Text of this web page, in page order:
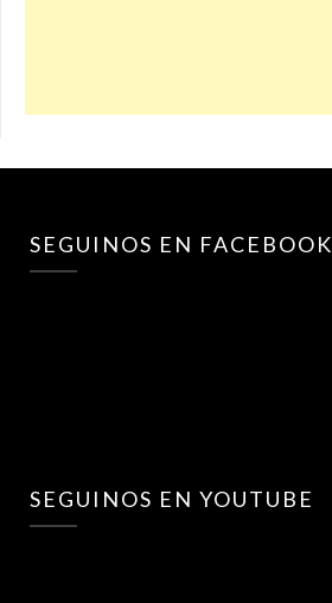
SEGUINOS EN FACEBOOK
SEGUINOS EN YOUTUBE